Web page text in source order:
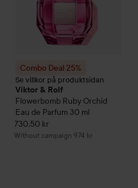
Combo Deal 25%
Se villkor på produktsidan
Viktor & Rolf
Flowerbomb Ruby Orchid
Eau de Parfum 30 ml
730,50 kr
Without campaign 974 kr